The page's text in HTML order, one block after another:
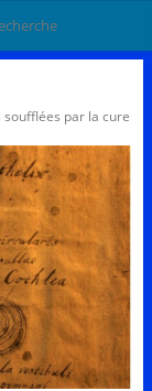
par la cure